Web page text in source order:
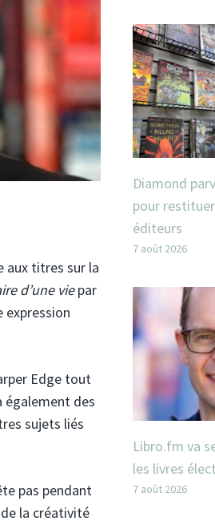
aux titres sur la
d’une viepar
expression
Edge tout
également des
sujets liés
pas pendant
la créativité
Diamond
pour
éditeurs
7 août 2026
Libro.fm va
les livres
7 août 2026